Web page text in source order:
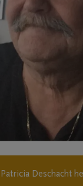
Patricia Deschacht